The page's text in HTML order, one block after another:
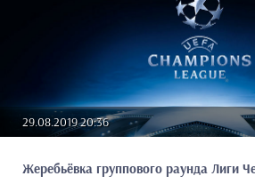
29.08.2019 20:36
Жеребьёвка группового раунда Лиги